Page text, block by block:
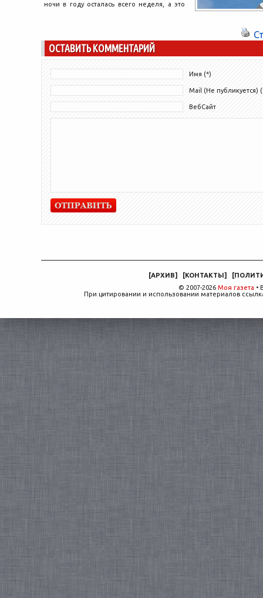
ночи в году осталась всего неделя, а это
ОСТАВИТЬ КОММЕНТАРИЙ
Имя (*)
Mail (Не публикуется)
ВебСайт
[АРХИВ] [КОНТАКТЫ] [
© 2007-2026 Моя газета •
При цитировании и использовании материалов